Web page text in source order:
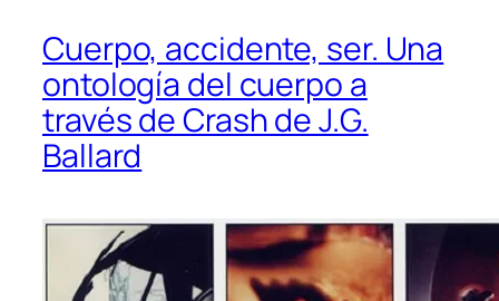
Cuerpo, accidente, ser. Una
ontología del cuerpo a
través de Crash de J.G.
Ballard